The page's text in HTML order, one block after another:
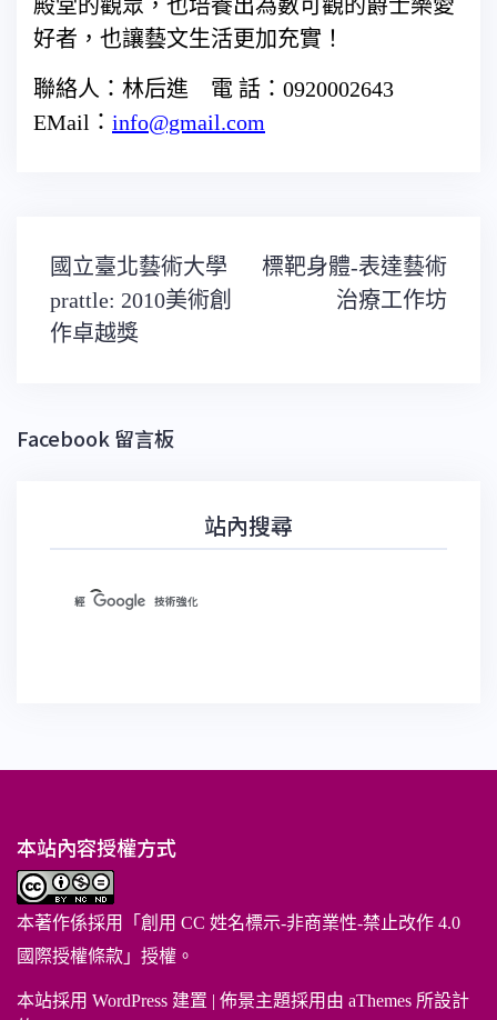
殿堂的觀眾，也培養出為數可觀的爵士樂愛
好者，也讓藝文生活更加充實！
聯絡人：林后進 電 話：0920002643
EMail： info@gmail.com
文
章
導
覽
國立臺北藝術大學
prattle: 2010美術創
作卓越獎
標靶身體-表達藝術
治療工作坊
Facebook 留言板
站內搜尋
本站內容授權方式
本著作係採用「 創用 CC 姓名標示-非商業性-禁止改作 4.0
國際授權條款 」授權。
本站採用 WordPress 建置 | 佈景主題採用由 aThemes 所設計